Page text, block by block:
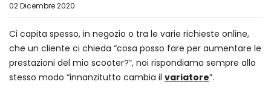
02 Dicembre 2020
Ci capita spesso, in negozio o tra le varie richieste online,
che un cliente ci chieda “cosa posso fare per aumentare le
prestazioni del mio scooter?”, noi rispondiamo sempre allo
stesso modo “innanzitutto cambia il variatore”.